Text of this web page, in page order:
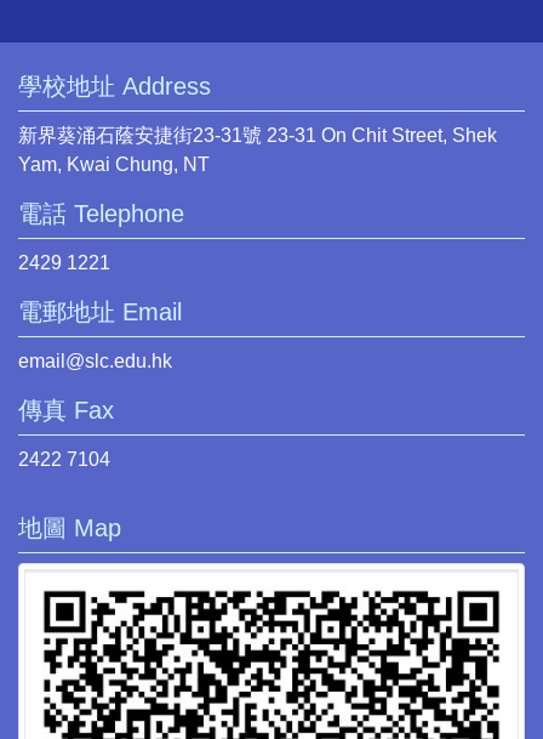
學校地址 Address
新界葵涌石蔭安捷街23-31號 23-31 On Chit Street, Shek
Yam, Kwai Chung, NT
電話 Telephone
2429 1221
電郵地址 Email
email@slc.edu.hk
傳真 Fax
2422 7104
地圖 Map